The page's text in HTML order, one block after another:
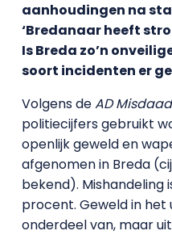
aanhoudingen na
‘Bredanaar heeft
Is Breda zo’n
soort incidenten er
Volgens deAD
politiecijfers gebruikt
openlijk geweld en
afgenomen in Breda
bekend). Mishandeling
procent. Geweld in het
onderdeel van, maar